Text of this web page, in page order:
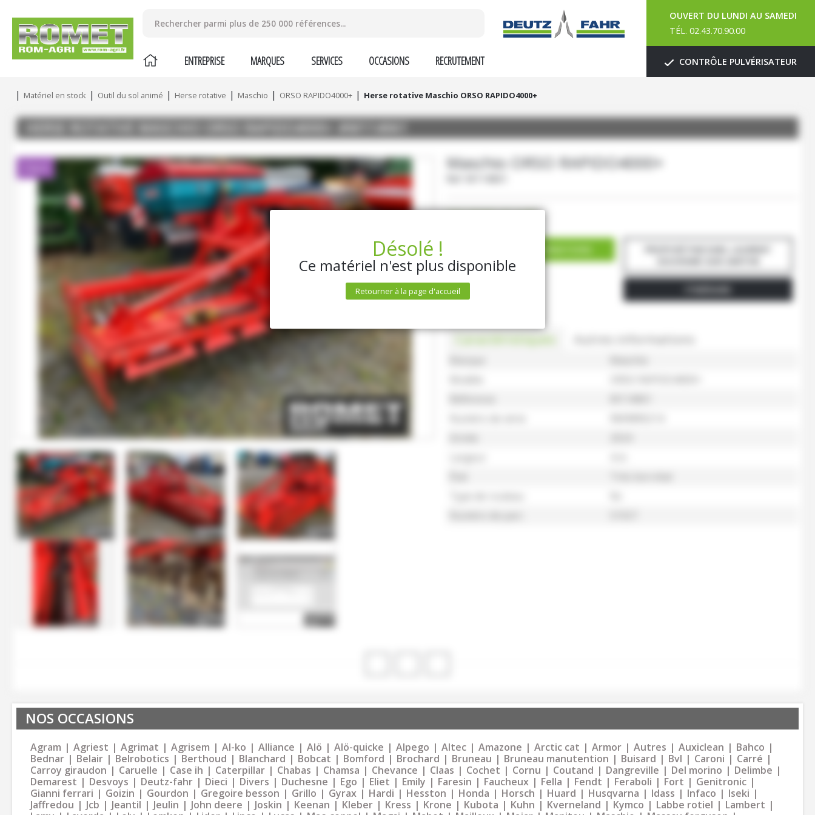
ENTREPRISE MARQUES SERVICES OCCASIONS RECRUTEMENT
OUVERT DU LUNDI AU SAMEDI
TÉL. 02.43.70.90.00
CONTRÔLE PULVÉRISATEUR
Matériel en stock Outil du sol animé Herse rotative Maschio ORSO RAPIDO4000+ Herse rotative Maschio ORSO RAPIDO4000+
Maschio ORSO RAPIDO4000+
Autres informations
Désolé !
Ce matériel n'est plus disponible
Retourner à la page d'accueil
NOS OCCASIONS
Agram Agriest Agrimat Agrisem Al-ko Alliance Alö Alö-quicke Alpego Altec Amazone Arctic cat Armor Autres Auxiclean
Bahco
Bednar
Belair Belrobotics Berthoud Blanchard Bobcat Bomford Brochard Bruneau Bruneau manutention Buisard Bvl Caroni
Carré
Carroy giraudon
Caruelle Case ih Caterpillar Chabas Chamsa Chevance Claas Cochet Cornu Coutand Dangreville Del morino
Delimbe
Demarest
Desvoys Deutz-fahr Dieci Divers Duchesne Ego Eliet Emily Faresin Faucheux Fella Fendt Feraboli Fort
Genitronic
Gianni ferrari
Goizin Gourdon Gregoire besson Grillo Gyrax Hardi Hesston Honda Horsch Huard Husqvarna Idass Infaco
Iseki
Jaffredou
Jcb Jeantil Jeulin John deere Joskin Keenan Kleber Kress Krone Kubota Kuhn Kverneland Kymco Labbe rotiel
Lambert